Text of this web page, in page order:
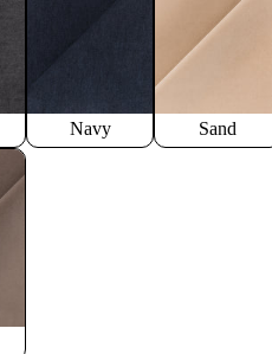
Navy Sand